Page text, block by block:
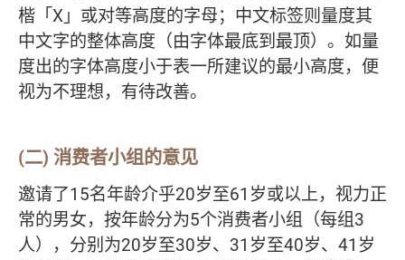
楷「X」或对等高度的字母；中文标签则量度其
中文字的整体高度（由字体最底到最顶）。如量
度出的字体高度小于表一所建议的最小高度，便
视为不理想，有待改善。
(二) 消费者小组的意见
邀请了15名年龄介乎20岁至61岁或以上，视力正
常的男女，按年龄分为5个消费者小组（每组3
人），分别为20岁至30岁、31岁至40岁、41岁